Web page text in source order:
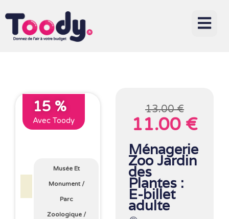
15 %
Avec Toody
Musée Et
Monument/
Parc
Zoologique/
13.00 €
11.00 €
Ménagerie
Zoo Jardin
des
Plantes :
E-billet
adulte